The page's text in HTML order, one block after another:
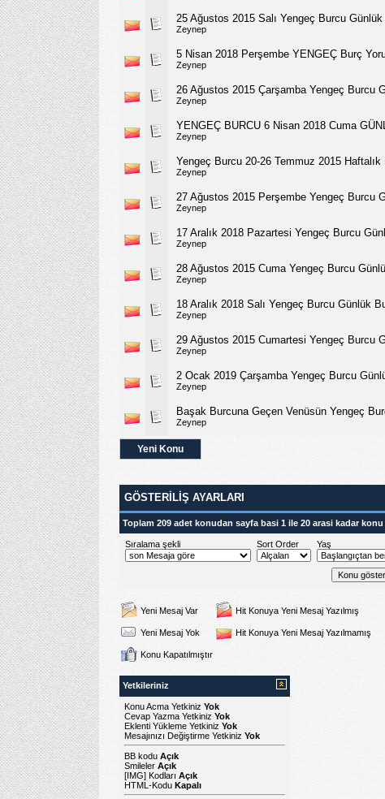
25 Ağustos 2015 Salı Yengeç Burcu
Zeynep
5 Nisan 2018 Perşembe YENGEÇ Burç
Zeynep
26 Ağustos 2015 Çarşamba Yengeç Burcu
Zeynep
YENGEÇ BURCU 6 Nisan 2018 Cuma
Zeynep
Yengeç Burcu 20-26 Temmuz 2015 Haftalık
Zeynep
27 Ağustos 2015 Perşembe Yengeç Burcu
Zeynep
17 Aralık 2018 Pazartesi Yengeç Burcu
Zeynep
28 Ağustos 2015 Cuma Yengeç Burcu
Zeynep
18 Aralık 2018 Salı Yengeç Burcu Günlük
Zeynep
29 Ağustos 2015 Cumartesi Yengeç Burcu
Zeynep
2 Ocak 2019 Çarşamba Yengeç Burcu
Zeynep
Başak Burcuna Geçen Venüsün Yengeç
Zeynep
Yeni Konu
GÖSTERILIŞ AYARLARI
Toplam 209 adet konudan sayfa basi 1 ile 20 arasi kadar
Sıralama şekli Sort Order Yaş
Yeni Mesaj Var Hit Konuya Yeni Mesaj Yazılmış
Yeni Mesaj Yok Hit Konuya Yeni Mesaj Yazılmamış
Konu Kapatılmıştır
Yetkileriniz
Konu Acma Yetkiniz Yok
Cevap Yazma Yetkiniz Yok
Eklenti Yükleme Yetkiniz Yok
Mesajınızı Değiştirme Yetkiniz Yok
BB kodu Açık
Smileler Açık
[IMG] Kodları Açık
HTML-Kodu Kapalı